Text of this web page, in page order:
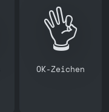
👌
OK-Zeichen